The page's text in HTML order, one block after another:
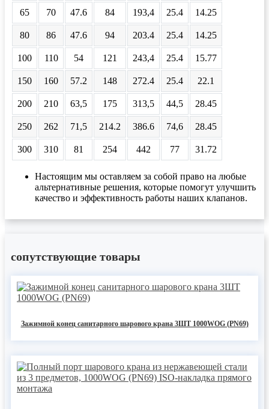
65 70 47.6 84 193,4 25.4 14.25
80 86 47.6 94 203.4 25.4 14.25
100 110 54 121 243,4 25.4 15.77
150 160 57.2 148 272.4 25.4 22.1
200 210 63,5 175 313,5 44,5 28.45
250 262 71,5 214.2 386.6 74,6 28.45
300 310 81 254 442 77 31.72
Настоящим мы оставляем за собой право на любые
альтернативные решения, которые помогут улучшить
качество и эффективность работы наших клапанов.
сопутствующие товары
Зажимной конец санитарного шарового крана 3ШТ 1000WOG (PN69)